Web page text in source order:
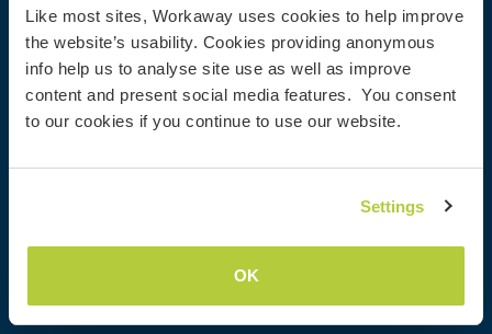
Like most sites, Workaway uses cookies to help improve
the website’s usability. Cookies providing anonymous
info help us to analyse site use as well as improve
content and present social media features. You consent
to our cookies if you continue to use our website.
Settings
OK
Buscar a un anfitrión
Información para anfitriones
Información para workawayers
Descuentos y Socios
Nuestra comunidad